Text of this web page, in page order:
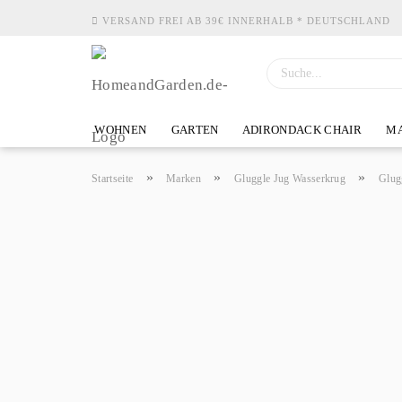
VERSAND FREI AB 39€ INNERHALB * DEUTSCHLAND
WOHNEN GARTEN ADIRONDACK CHAIR
Startseite » Marken » Gluggle Jug Wasserkrug »